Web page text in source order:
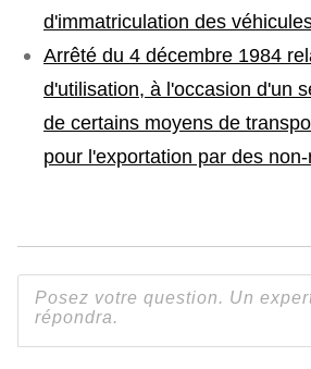
d'immatriculation des
Arrêté du 4 décembre 1984
d'utilisation, à l'occasion d'un
de certains moyens de
pour l'exportation par des